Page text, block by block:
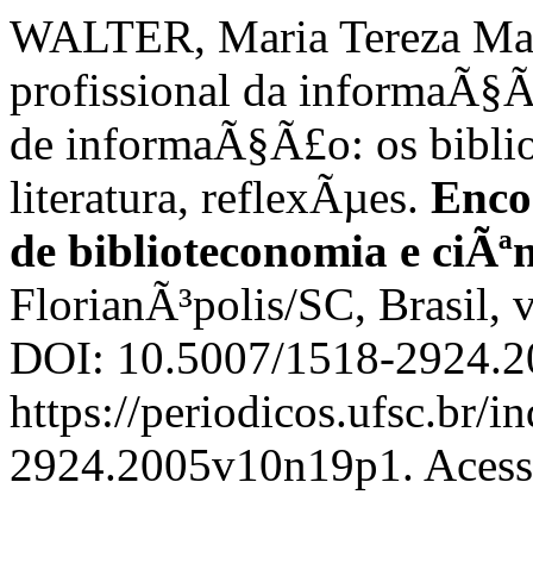
WALTER, Maria Tereza
profissional da
de informaÃ§Ã£o: os
literatura, reflexÃµes.
de biblioteconomia e
FlorianÃ³polis/SC, Brasil,
DOI: 10.5007/1518-
https://periodicos.ufsc.br/
2924.2005v10n19p1.